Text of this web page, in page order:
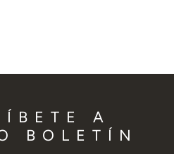
A
BOLETÍN